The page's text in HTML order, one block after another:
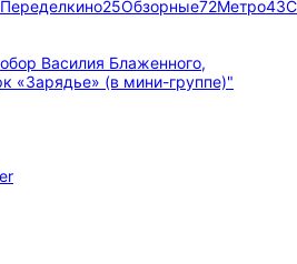
Переделкино25Обзорные72Метро43